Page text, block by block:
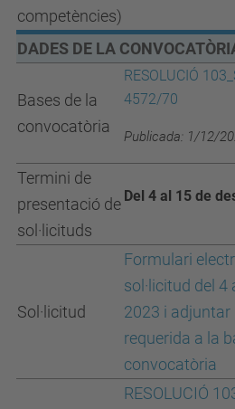
competències)
DADES DE LA
Bases de la
convocatòria
RESOLUCIÓ
4572/70
Publicada: 1/12/
Termini de
presentació de
sol·licituds
Del 4 al 15 de
Sol·licitud
Formulari
sol·licitud del 4
2023 i
requerida a la
convocatòria
RESOLUCIÓ